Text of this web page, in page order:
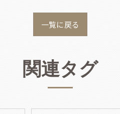
一覧に戻る
関連タグ